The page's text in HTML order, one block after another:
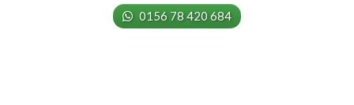
0156 78 420 684